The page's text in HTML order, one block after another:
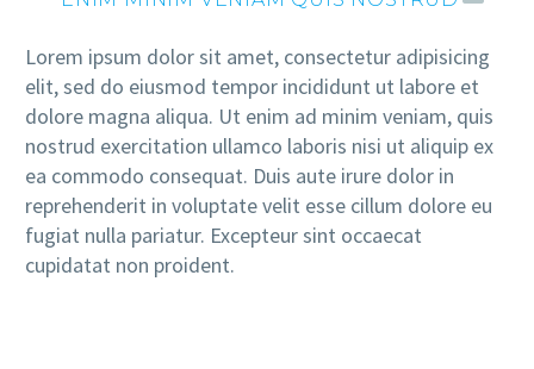
Lorem ipsum dolor sit amet, consectetur adipisicing
elit, sed do eiusmod tempor incididunt ut labore et
dolore magna aliqua. Ut enim ad minim veniam, quis
nostrud exercitation ullamco laboris nisi ut aliquip ex
ea commodo consequat. Duis aute irure dolor in
reprehenderit in voluptate velit esse cillum dolore eu
fugiat nulla pariatur. Excepteur sint occaecat
cupidatat non proident.